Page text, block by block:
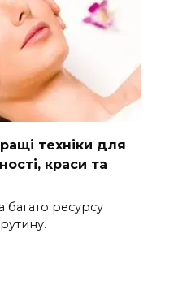
техніки для
краси та
багато ресурсу